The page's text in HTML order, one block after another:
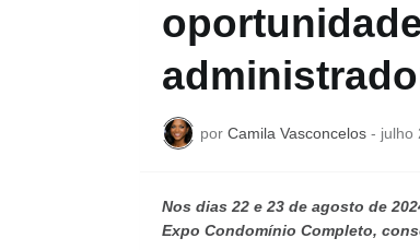
por Camila Vasconcelos - julho
Nos dias 22 e 23 de agosto de
Expo Condomínio Completo,